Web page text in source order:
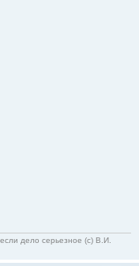
дело серьезное (с) В.И.